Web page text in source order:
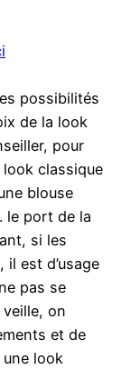
possibilités
de la look
pour
look classique
blouse
le port de la
si les
est d’usage
pas se
on
et de
une look